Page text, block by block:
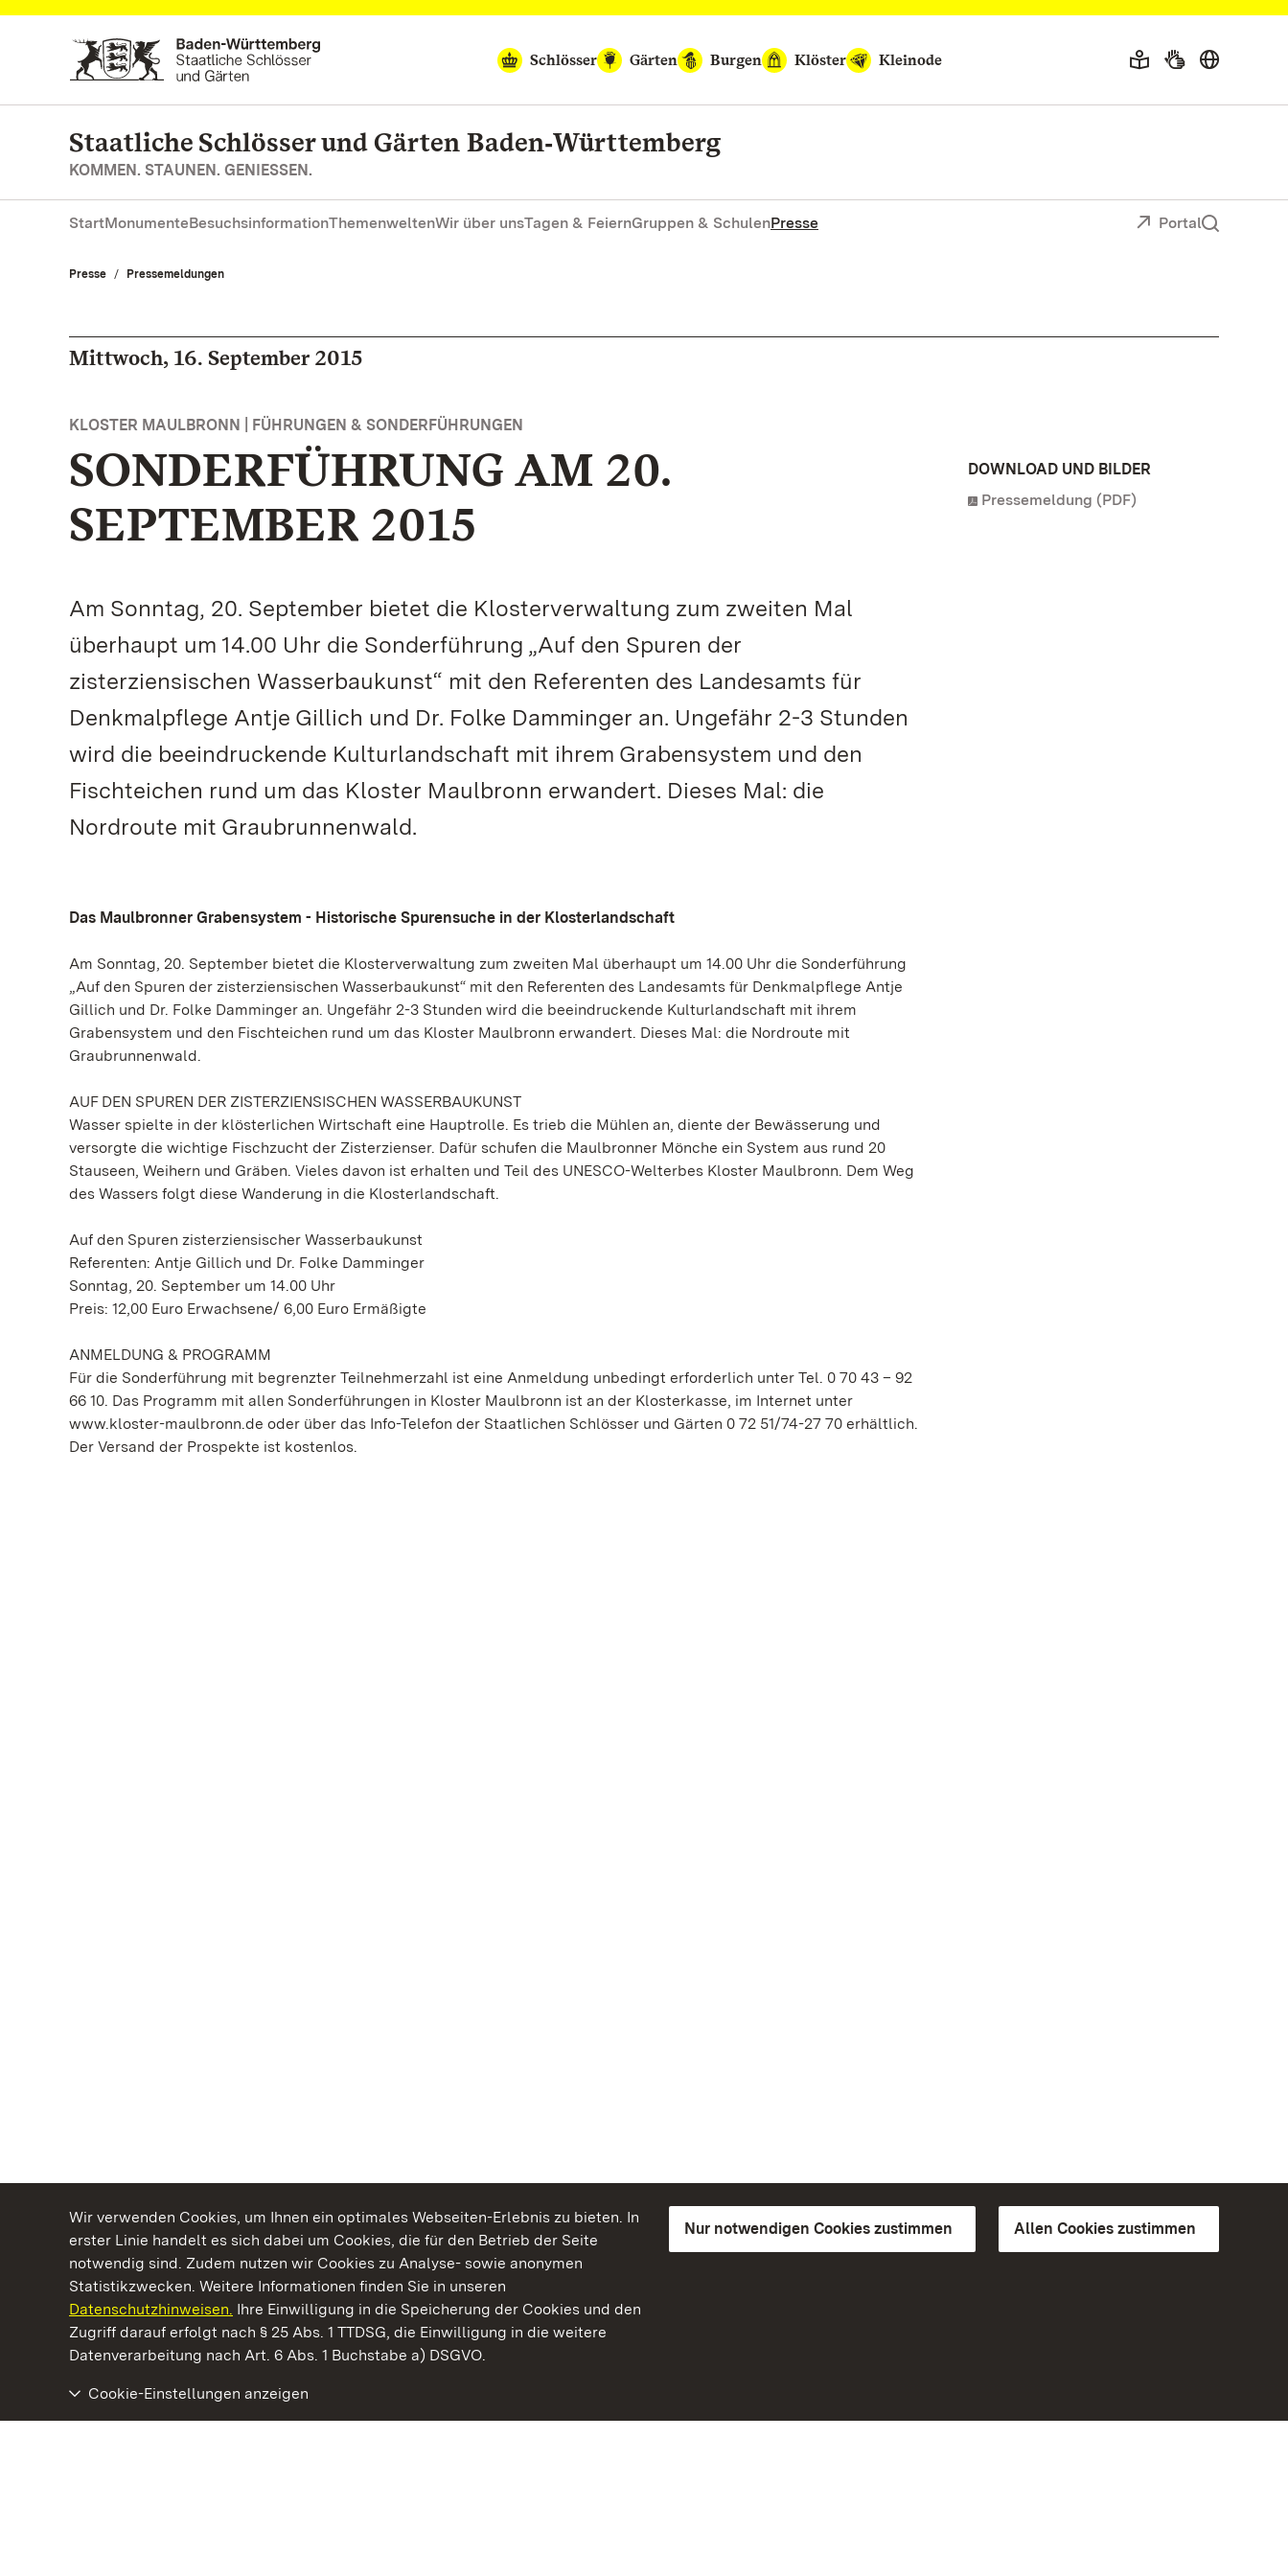
Wir verwenden Cookies, um Ihnen ein optimales Webseiten-Erlebnis zu bieten. In
erster Linie handelt es sich dabei um Cookies, die für den Betrieb der Seite
notwendig sind. Zudem nutzen wir Cookies zu Analyse- sowie anonymen
Statistikzwecken. Weitere Informationen finden Sie in unseren
Datenschutzhinweisen. Ihre Einwilligung in die Speicherung der Cookies und den
Zugriff darauf erfolgt nach § 25 Abs. 1 TTDSG, die Einwilligung in die weitere
Datenverarbeitung nach Art. 6 Abs. 1 Buchstabe a) DSGVO.
Nur notwendigen Cookies zustimmen Allen Cookies zustimmen
Cookie-Einstellungen anzeigen
Zum Hauptinhalt springen
Schlösser
Gärten Burgen Klöster Kleinode
Staatliche Schlösser und Gärten Baden‑Württemberg
KOMMEN. STAUNEN. GENIESSEN.
StartMonumenteBesuchsinformationThemenweltenWir über unsTagen & FeiernGruppen & SchulenPresse Portal
Presse Pressemeldungen
Mittwoch, 16. September 2015
KLOSTER MAULBRONN | FÜHRUNGEN & SONDERFÜHRUNGEN
SONDERFÜHRUNG AM 20.
SEPTEMBER 2015
Am Sonntag, 20. September bietet die Klosterverwaltung zum zweiten Mal
überhaupt um 14.00 Uhr die Sonderführung „Auf den Spuren der
zisterziensischen Wasserbaukunst“ mit den Referenten des Landesamts für
Denkmalpflege Antje Gillich und Dr. Folke Damminger an. Ungefähr 2-3 Stunden
wird die beeindruckende Kulturlandschaft mit ihrem Grabensystem und den
Fischteichen rund um das Kloster Maulbronn erwandert. Dieses Mal: die
Nordroute mit Graubrunnenwald.
Das Maulbronner Grabensystem - Historische Spurensuche in der Klosterlandschaft
Am Sonntag, 20. September bietet die Klosterverwaltung zum zweiten Mal überhaupt um 14.00 Uhr die Sonderführung
„Auf den Spuren der zisterziensischen Wasserbaukunst“ mit den Referenten des Landesamts für Denkmalpflege Antje
Gillich und Dr. Folke Damminger an. Ungefähr 2-3 Stunden wird die beeindruckende Kulturlandschaft mit ihrem
Grabensystem und den Fischteichen rund um das Kloster Maulbronn erwandert. Dieses Mal: die Nordroute mit
Graubrunnenwald.
AUF DEN SPUREN DER ZISTERZIENSISCHEN WASSERBAUKUNST
Wasser spielte in der klösterlichen Wirtschaft eine Hauptrolle. Es trieb die Mühlen an, diente der Bewässerung und
versorgte die wichtige Fischzucht der Zisterzienser. Dafür schufen die Maulbronner Mönche ein System aus rund 20
Stauseen, Weihern und Gräben. Vieles davon ist erhalten und Teil des UNESCO-Welterbes Kloster Maulbronn. Dem Weg
des Wassers folgt diese Wanderung in die Klosterlandschaft.
Auf den Spuren zisterziensischer Wasserbaukunst
Referenten: Antje Gillich und Dr. Folke Damminger
Sonntag, 20. September um 14.00 Uhr
Preis: 12,00 Euro Erwachsene/ 6,00 Euro Ermäßigte
ANMELDUNG & PROGRAMM
Für die Sonderführung mit begrenzter Teilnehmerzahl ist eine Anmeldung unbedingt erforderlich unter Tel. 0 70 43 – 92
66 10. Das Programm mit allen Sonderführungen in Kloster Maulbronn ist an der Klosterkasse, im Internet unter
www.kloster-maulbronn.de oder über das Info-Telefon der Staatlichen Schlösser und Gärten 0 72 51/74-27 70 erhältlich.
Der Versand der Prospekte ist kostenlos.
DOWNLOAD UND BILDER
Pressemeldung (PDF)
Kommen. Staunen. Genießen.